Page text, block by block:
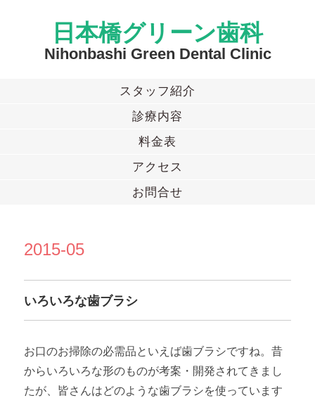
日本橋グリーン歯科
Nihonbashi Green Dental Clinic
スタッフ紹介
診療内容
料金表
アクセス
お問合せ
2015-05
いろいろな歯ブラシ
お口のお掃除の必需品といえば歯ブラシですね。昔
からいろいろな形のものが考案・開発されてきまし
たが、皆さんはどのような歯ブラシを使っています